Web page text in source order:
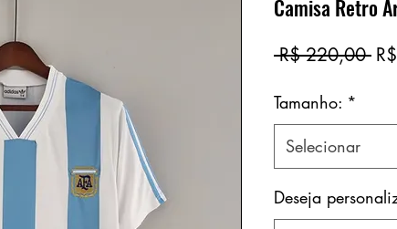
Camisa Retro
R$ 220,00
Tamanho: *
Selecionar
Deseja